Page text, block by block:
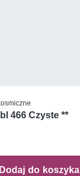
466 Czyste **
Dodaj do koszyka